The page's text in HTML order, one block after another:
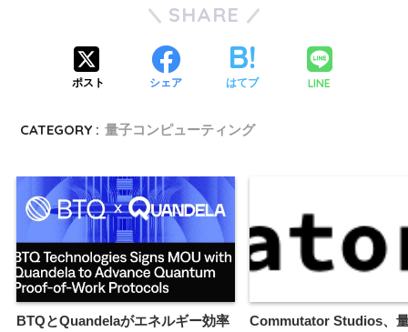
SHARE
ポスト シェア はてブ LINE
CATEGORY : 量子コンピューティング
BTQとQuandelaがエネルギー効率
Commutator Studios、